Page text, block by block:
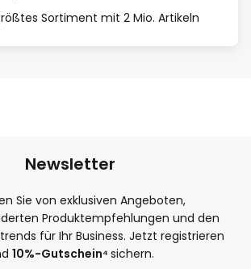
Sortiment mit 2 Mio. Artikeln
Newsletter
Sie von exklusiven Angeboten,
Produktempfehlungen und den
für Ihr Business. Jetzt registrieren
10%-Gutschein⁴ sichern.